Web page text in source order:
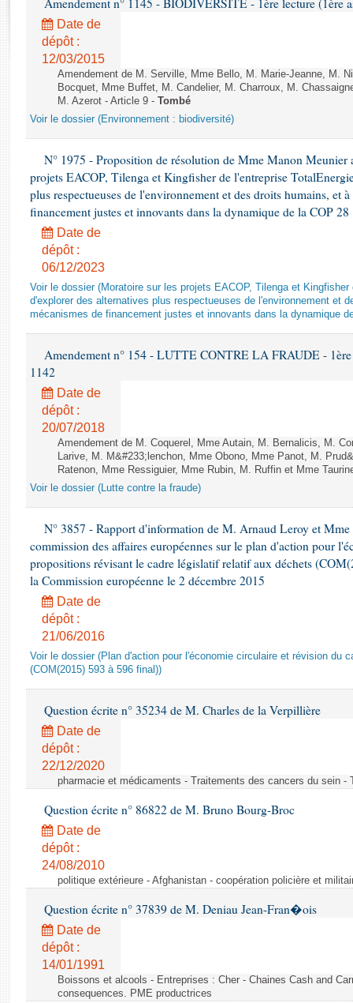
Rapports d'enquête
Rapports législatifs
Rapports sur l'application des lois
Baromètre de l’application des lois
Dossiers législatifs
Budget et sécurité sociale
Comptes rendus des débats
Amendement n° 1145 - BIODIVERSITÉ - 1ère lecture (1ère
Date de
dépôt :
12/03/2015
Amendement de M. Serville, Mme Bello, M. Marie-Jeanne, M.
Bocquet, Mme Buffet, M. Candelier, M. Charroux, M.
M. Azerot - Article 9 - Tombé
Voir le dossier (Environnement : biodiversité)
N° 1975 - Proposition de résolution de Mme Manon Meunier
projets EACOP, Tilenga et Kingfisher de l'entreprise
plus respectueuses de l'environnement et des droits humains, et
financement justes et innovants dans la dynamique de la COP 28
Date de
dépôt :
06/12/2023
Voir le dossier (Moratoire sur les projets EACOP, Tilenga et
d'explorer des alternatives plus respectueuses de l'environnement et
mécanismes de financement justes et innovants dans la dynamique
Amendement n° 154 - LUTTE CONTRE LA FRAUDE - 1ère
1142
Date de
dépôt :
20/07/2018
Amendement de M. Coquerel, Mme Autain, M. Bernalicis, M.
Larive, M. M&#233;lenchon, Mme Obono, Mme Panot, M.
Ratenon, Mme Ressiguier, Mme Rubin, M. Ruffin et Mme
Voir le dossier (Lutte contre la fraude)
N° 3857 - Rapport d'information de M. Arnaud Leroy et Mme
commission des affaires européennes sur le plan d'action pour
propositions révisant le cadre législatif relatif aux déchets
la Commission européenne le 2 décembre 2015
Date de
dépôt :
21/06/2016
Voir le dossier (Plan d'action pour l'économie circulaire et révision du
(COM(2015) 593 à 596 final))
Question écrite n° 35234 de M. Charles de la Verpillière
Date de
dépôt :
22/12/2020
pharmacie et médicaments - Traitements des cancers du sein -
Question écrite n° 86822 de M. Bruno Bourg-Broc
Date de
dépôt :
24/08/2010
politique extérieure - Afghanistan - coopération policière et
Question écrite n° 37839 de M. Deniau Jean-Fran�ois
Date de
dépôt :
14/01/1991
Boissons et alcools - Entreprises : Cher - Chaines Cash and
consequences. PME productrices